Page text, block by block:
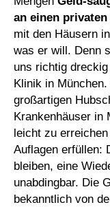
an einen
mit den Häusern
was er will. Denn
uns richtig
Klinik in
großartigen
Krankenhäuser in
leicht zu
Auflagen erfüllen:
bleiben, eine
unabdingbar. Die
bekanntlich von